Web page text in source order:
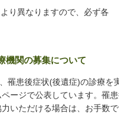
り異なりますので、必ず各
機関の募集について
罹患後症状(後遺症)の診療を
ージで公表しています。罹
いただける場合は、お手数